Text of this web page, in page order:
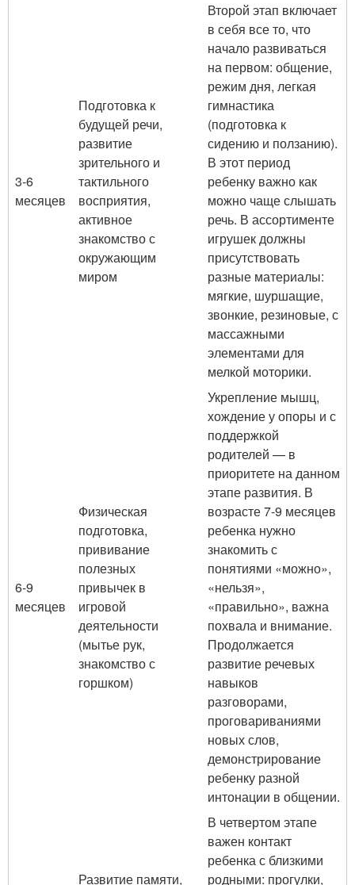
3-6
месяцев
Подготовка к
будущей речи,
развитие
зрительного и
тактильного
восприятия,
активное
знакомство с
окружающим
миром
Второй этап включает
в себя все то, что
начало развиваться
на первом: общение,
режим дня, легкая
гимнастика
(подготовка к
сидению и ползанию).
В этот период
ребенку важно как
можно чаще слышать
речь. В ассортименте
игрушек должны
присутствовать
разные материалы:
мягкие, шуршащие,
звонкие, резиновые, с
массажными
элементами для
мелкой моторики.
6-9
месяцев
Физическая
подготовка,
прививание
полезных
привычек в
игровой
деятельности
(мытье рук,
знакомство с
горшком)
Укрепление мышц,
хождение у опоры и с
поддержкой
родителей — в
приоритете на данном
этапе развития. В
возрасте 7-9 месяцев
ребенка нужно
знакомить с
понятиями «можно»,
«нельзя»,
«правильно», важна
похвала и внимание.
Продолжается
развитие речевых
навыков
разговорами,
проговариваниями
новых слов,
демонстрирование
ребенку разной
интонации в общении.
Развитие памяти,
В четвертом этапе
важен контакт
ребенка с близкими
родными: прогулки,